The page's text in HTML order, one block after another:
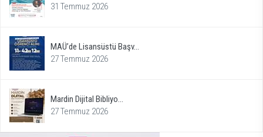
31 Temmuz 2026
MAÜ’de Lisansüstü Başv...
27 Temmuz 2026
Mardin Dijital Bibliyo...
27 Temmuz 2026